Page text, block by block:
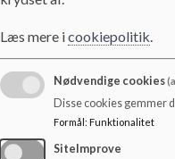
Læs mere icookiepolitik.
Nødvendige cookies
Disse cookies gemmer
Formål: Funktionalitet
SiteImprove